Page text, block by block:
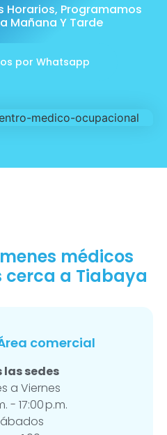
Horarios, Programamos
Mañana Y Tarde
por Whatsapp
médicos
a Tiabaya
comercial
las sedes
a Viernes
- 17:00 p.m.